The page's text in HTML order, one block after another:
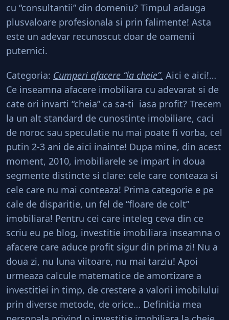
cu “consultantii” din domeniu? Timpul adauga
plusvaloare profesionala si prin falimente! Asta
este un adevar recunoscut doar de oamenii
puternici.
Categoria: Cumperi afacere “la cheie”. Aici e aici!…
Ce inseamna afacere imobiliara cu adevarat si de
cate ori invarti “cheia” ca sa-ti iasa profit? Trecem
la un alt standard de cunostinte imobiliare, caci
de noroc sau speculatie nu mai poate fi vorba, cel
putin 2-3 ani de aici inainte! Dupa mine, din acest
moment, 2010, imobiliarele se impart in doua
segmente distincte si clare: cele care conteaza si
cele care nu mai conteaza! Prima categorie e pe
cale de disparitie, un fel de “floare de colt”
imobiliara! Pentru cei care inteleg ceva din ce
scriu eu pe blog, investitie imobiliara inseamna o
afacere care aduce profit sigur din prima zi! Nu a
doua zi, nu luna viitoare, nu mai tarziu! Apoi
urmeaza calcule matematice de amortizare a
investitiei in timp, de crestere a valorii imobilului
prin diverse metode, de orice… Definitia mea